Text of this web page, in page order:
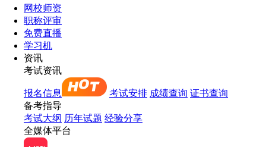
网校师资
职称评审
免费直播
学习机
资讯
考试资讯
报名信息 考试安排 成绩查询 证书查询
备考指导
考试大纲 历年试题 经验分享
全媒体平台